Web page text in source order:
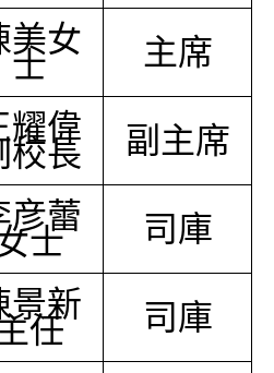
美女
士 主席
耀偉
校長 副主席
彦蕾
士 司庫
景新
任 司庫